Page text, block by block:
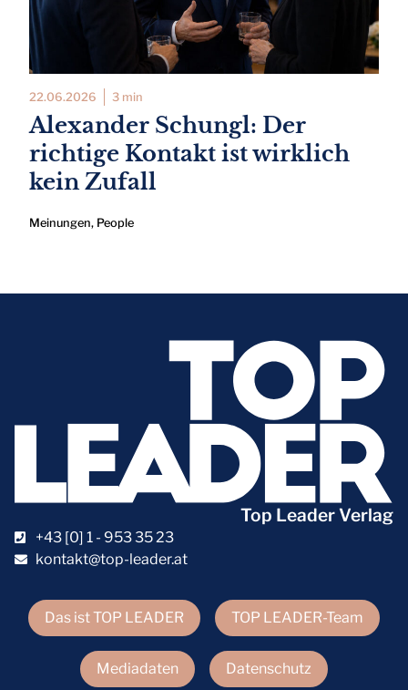
22.06.2026 3 min
Alexander Schungl: Der
richtige Kontakt ist wirklich
kein Zufall
Meinungen, People
Das ist TOP LEADER TOP LEADER-Team
Mediadaten Datenschutz
Top Leader Verlag
+43 [0] 1 - 953 35 23
kontakt@top-leader.at